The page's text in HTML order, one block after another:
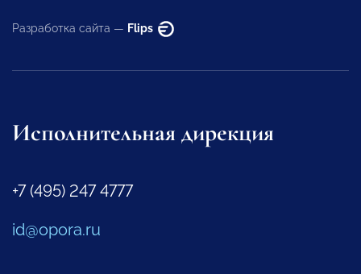
Разработка сайта — Flips
Исполнительная дирекция
+7 (495) 247 4777
id@opora.ru